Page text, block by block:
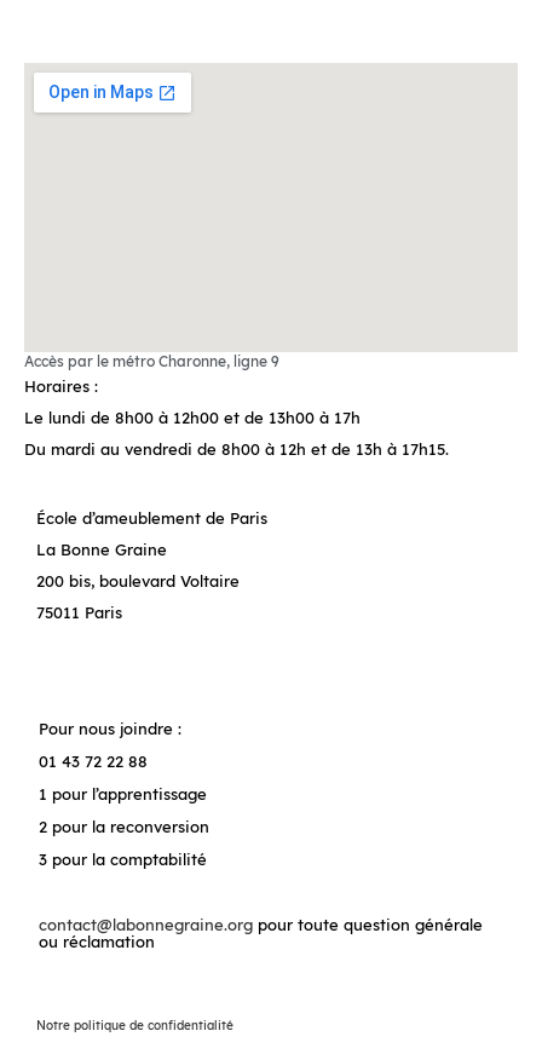
Accès par le métro Charonne, ligne 9
Horaires :
Le lundi de 8h00 à 12h00 et de 13h00 à 17h
Du mardi au vendredi de 8h00 à 12h et de 13h à 17h15.
École d’ameublement de Paris
La Bonne Graine
200 bis, boulevard Voltaire
75011 Paris
Pour nous joindre :
01 43 72 22 88
1 pour l’apprentissage
2 pour la reconversion
3 pour la comptabilité
contact@labonnegraine.org pour toute question générale
ou réclamation
Notre politique de confidentialité